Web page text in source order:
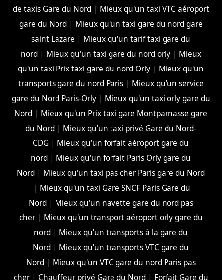
de taxis Gare du Nord| Mieux qu'un taxi VTC aéroport
gare du Nord| Mieux qu'un taxi gare du nord gare
saint Lazare | Mieux qu'un tarif taxi gare du
nord| Mieux qu'un taxi gare du nord orly| Mieux
qu'un taxi Prix taxi gare du nord Orly | Mieux qu'un
transports gare du nord Paris| Mieux qu'un service
gare du Nord Paris-Orly| Mieux qu'un taxi orly gare du
Nord | Mieux qu'un Prix taxi gare Montparnasse gare
du Nord | Mieux qu'un taxi privé Gare du Nord-
CDG | Mieux qu'un forfait aéroport gare du
nord | Mieux qu'un forfait Paris Orly gare du
Nord | Mieux qu'un taxi pas cher Paris gare du Nord
| Mieux qu'un taxi Gare SNCF Paris Gare du
Nord| Mieux qu'un navette gare du nord pas
cher| Mieux qu'un transport aéroport orly gare du
nord | Mieux qu'un transports à la gare du
Nord | Mieux qu'un transports VTC gare du
Nord| Mieux qu'un VTC gare du nord Paris pas
cher| Chauffeur privé Gare du Nord| Forfait Gare du